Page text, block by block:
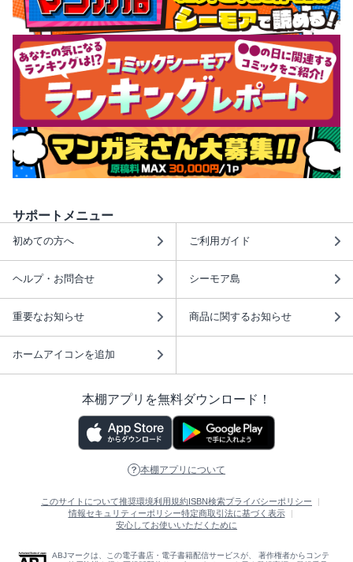
サポートメニュー
初めての方へ ご利用ガイド
ヘルプ・お問合せ シーモア島
重要なお知らせ 商品に関するお知らせ
ホームアイコンを追加
本棚アプリを無料ダウンロード！
本棚アプリについて
このサイトについて推奨環境利用規約ISBN検索プライバシーポリシー
情報セキュリティーポリシー特定商取引法に基づく表示
安心してお使いいただくために
ABJマークは、この電子書店・電子書籍配信サービスが、 著作権者からコンテ